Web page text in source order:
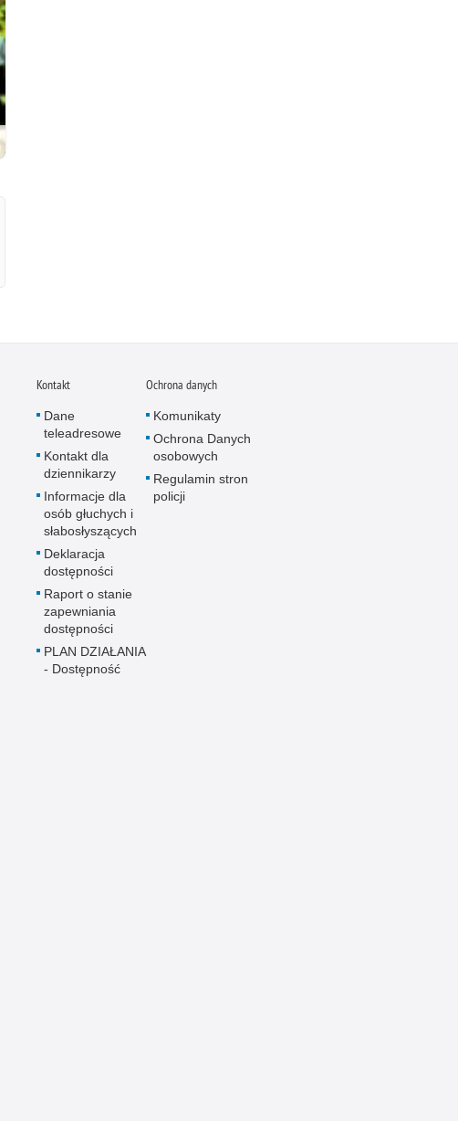
Kontakt
Dane
teleadresowe
Kontakt dla
dziennikarzy
Informacje dla
osób głuchych i
słabosłyszących
Deklaracja
dostępności
Raport o stanie
zapewniania
dostępności
PLAN DZIAŁANIA
- Dostępność
Ochrona danych
Komunikaty
Ochrona Danych
osobowych
Regulamin stron
policji